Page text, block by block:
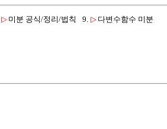
▷ 미분 공식/정리/법칙 9. ▷ 다변수함수 미분